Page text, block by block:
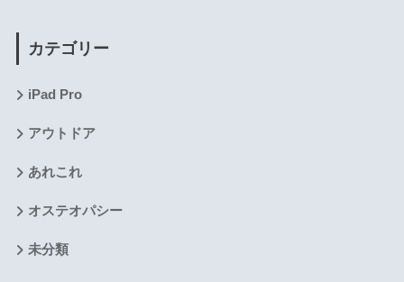
カテゴリー
iPad Pro
アウトドア
あれこれ
オステオパシー
未分類